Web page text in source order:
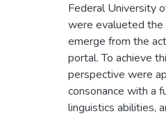
Federal University
were evalueted the
emerge from the
portal. To achieve
perspective were
consonance with a
linguistics abilities,